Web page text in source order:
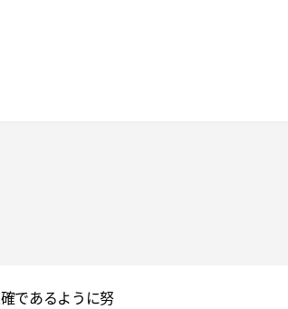
であるように努